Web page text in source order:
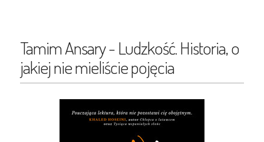
Tamim Ansary - Ludzkość. Historia, o
jakiej nie mieliście pojęcia